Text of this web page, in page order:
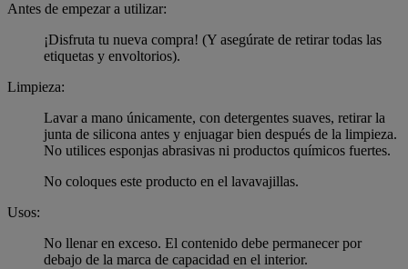
Antes de empezar a utilizar:
¡Disfruta tu nueva compra! (Y asegúrate de retirar todas las
etiquetas y envoltorios).
Limpieza:
Lavar a mano únicamente, con detergentes suaves, retirar la
junta de silicona antes y enjuagar bien después de la limpieza.
No utilices esponjas abrasivas ni productos químicos fuertes.
No coloques este producto en el lavavajillas.
Usos:
No llenar en exceso. El contenido debe permanecer por
debajo de la marca de capacidad en el interior.